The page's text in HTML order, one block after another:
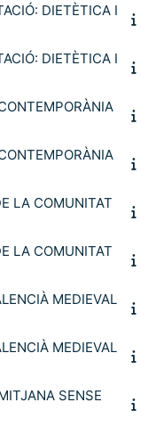
DIETÈTICA I
DIETÈTICA I
LA COMUNITAT
LA COMUNITAT
MEDIEVAL
MEDIEVAL
SENSE